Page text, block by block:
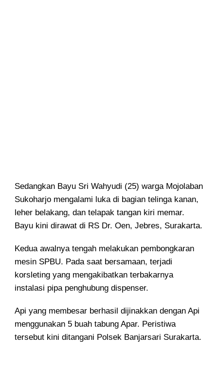
Sedangkan Bayu Sri Wahyudi (25) warga Mojolaban
Sukoharjo mengalami luka di bagian telinga kanan,
leher belakang, dan telapak tangan kiri memar.
Bayu kini dirawat di RS Dr. Oen, Jebres, Surakarta.
Kedua awalnya tengah melakukan pembongkaran
mesin SPBU. Pada saat bersamaan, terjadi
korsleting yang mengakibatkan terbakarnya
instalasi pipa penghubung dispenser.
Api yang membesar berhasil dijinakkan dengan Api
menggunakan 5 buah tabung Apar. Peristiwa
tersebut kini ditangani Polsek Banjarsari Surakarta.